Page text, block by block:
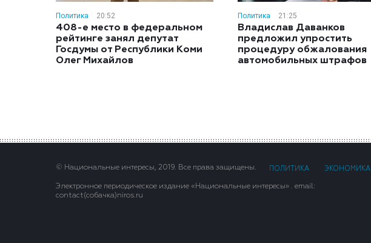
Политика 20:52
408-е место в федеральном
рейтинге занял депутат
Госдумы от Республики Коми
Олег Михайлов
Политика 21:25
Владислав Даванков
предложил упростить
процедуру обжалования
автомобильных штрафов
© Национальные интересы, 2019. Все права защищены. ПОЛИТИКА ЭКОНОМИКА
Электронное периодическое издание «Национальные интересы» . email:
contact(сoбaчка)niros.ru